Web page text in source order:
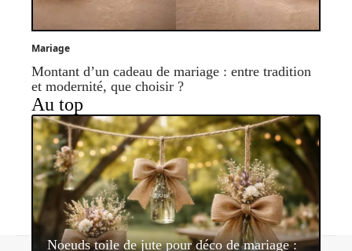
Mariage
Montant d’un cadeau de mariage : entre tradition
et modernité, que choisir ?
Au top
Noeuds toile de jute pour déco de mariage :